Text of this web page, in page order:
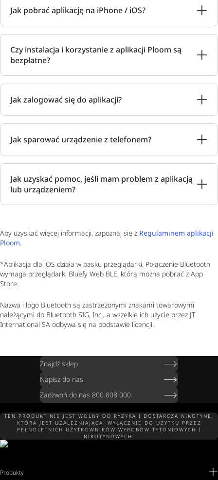
Jak pobrać aplikację na iPhone / iOS?
Czy instalacja i korzystanie z aplikacji Ploom są
bezpłatne?
Jak zalogować się do aplikacji?
Jak sparować urządzenie z telefonem?
Jak uzyskać pomoc, jeśli mam problem z aplikacją
lub urządzeniem?
Aby uzyskać więcej informacji, zapoznaj się z Regulaminem aplikacji
Ploom.
*Aplikacja dla iOS działa w pasku przeglądarki. Połączenie Bluetooth
wymaga przeglądarki Bluefy Web BLE, którą można pobrać z App
Store.
Nazwa i logo Bluetooth są zastrzeżonymi znakami towarowymi
należącymi do Bluetooth SIG, Inc., a wszelkie ich użycie przez JT
International SA odbywa się na podstawie licencji.
Znajdź sklep
Napisz do nas
Zadzwoń do nas 800 808 000
TEN PRODUKT NIE JEST WOLNY OD RYZYKA I DOSTARCZA NIKOTYNĘ,
KTÓRA JEST UZALEŻNIAJĄCA. WYŁĄCZNIE DO UŻYTKU PRZEZ
PEŁNOLETNICH UŻYTKOWNIKÓW WYROBÓW TYTONIOWYCH I
NIKOTYNOWYCH.
Produkty